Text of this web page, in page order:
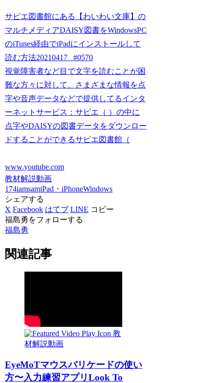
サピエ図書館にある【わいわい文庫】の
マルチメディアDAISY図書をWindowsPC
のiTunes経由でiPadにインストールして
読む方法20210417_ #0570
視覚障害者など目で文字を読むことが困
難な方々に対して、さまざまな情報を点
字や音声データなどで提供してるインタ
ーネットサービス：サピエ（ ）の中に
点字やDAISYの図書データをダウンロー
ドすることができるサピエ図書館（
www.youtube.com
教材解説動画
174iamsamiPad・iPhoneWindows
シェアする
X Facebook はてブ LINE コピー
福島勇をフォローする
福島勇
関連記事
教
材解説動画
EyeMoTマウスバリケードの使い
方〜入力練習アプリLook To